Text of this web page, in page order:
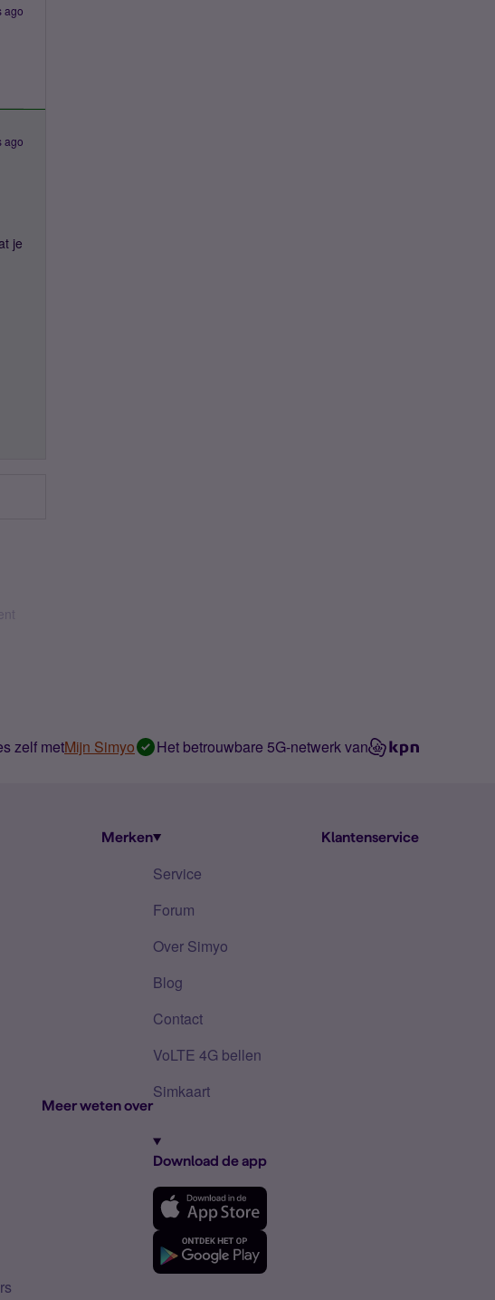
ago
ago
je
zelf metMijn Simyo Het betrouwbare 5G-netwerk van
Merken
Meer weten over
Klantenservice
Service
Forum
Over Simyo
Blog
Contact
VoLTE 4G bellen
Simkaart
Download de app